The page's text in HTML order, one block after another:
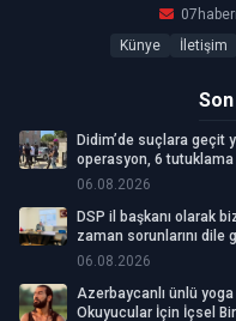
Künye
İletişim
Didim’de suçlara geçit
operasyon, 6 tutuklama
06.08.2026
DSP il başkanı olarak bizler her
zaman sorunlarını dile
06.08.2026
Azerbaycanlı ünlü
Okuyucular İçin İçsel